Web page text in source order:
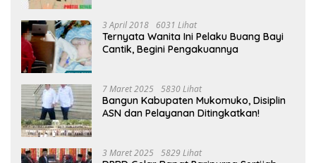
3 April 2018 6031 Lihat
Ternyata Wanita Ini Pelaku Buang Bayi
Cantik, Begini Pengakuannya
7 Maret 2025 5830 Lihat
Bangun Kabupaten Mukomuko, Disiplin
ASN dan Pelayanan Ditingkatkan!
3 Maret 2025 5829 Lihat